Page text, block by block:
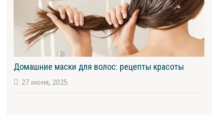
Домашние маски для волос: рецепты красоты
27 июня, 2025